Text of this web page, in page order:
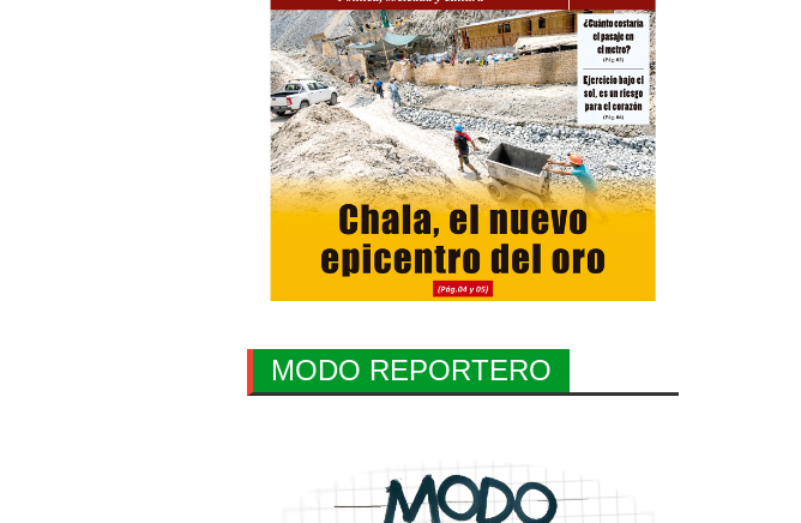
MODO REPORTERO